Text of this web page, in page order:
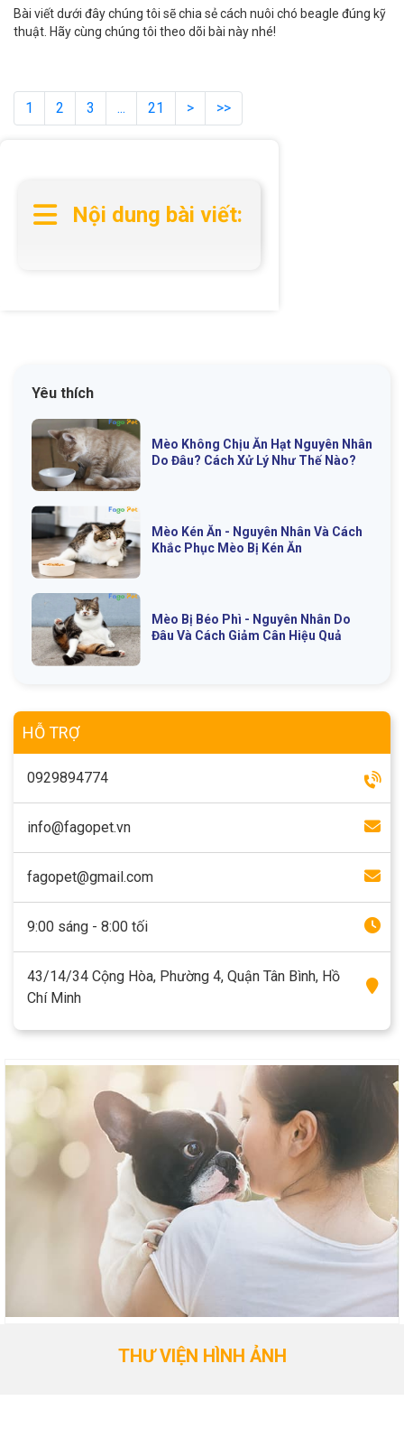
Bài viết dưới đây chúng tôi sẽ chia sẻ cách nuôi chó beagle đúng kỹ
thuật. Hãy cùng chúng tôi theo dõi bài này nhé!
1 2 3 ... 21 > >>
Nội dung bài viết:
Yêu thích
Mèo Không Chịu Ăn Hạt Nguyên Nhân
Do Đâu? Cách Xử Lý Như Thế Nào?
Mèo Kén Ăn - Nguyên Nhân Và Cách
Khắc Phục Mèo Bị Kén Ăn
Mèo Bị Béo Phì - Nguyên Nhân Do
Đâu Và Cách Giảm Cân Hiệu Quả
HỖ TRỢ
0929894774
info@fagopet.vn
fagopet@gmail.com
9:00 sáng - 8:00 tối
43/14/34 Cộng Hòa, Phường 4, Quận Tân Bình, Hồ
Chí Minh
THƯ VIỆN HÌNH ẢNH